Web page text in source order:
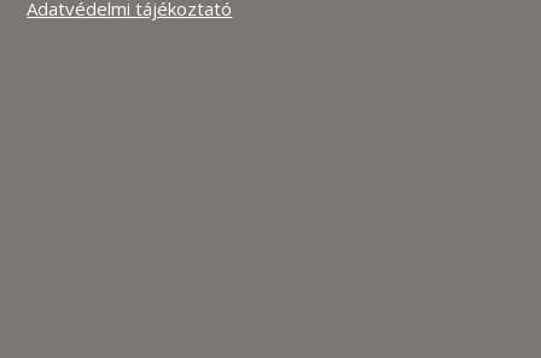
Adatvédelmi tájékoztató